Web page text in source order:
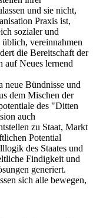
und sie nicht,
Praxis ist,
sozialer und
vereinnahmen
die Bereitschaft der
auf Neues lernend
neue Bündnisse und
dem Mischen der
des "Ditten
auch
zu Staat, Markt
Potential
des Staates und
Findigkeit und
generiert.
sich alle bewegen,